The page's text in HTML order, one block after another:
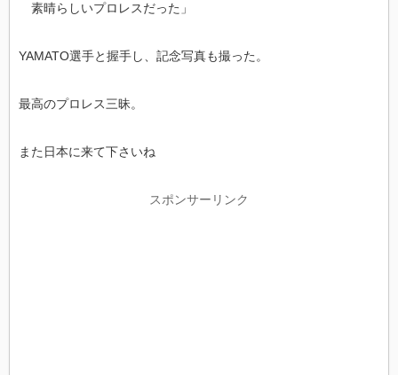
素晴らしいプロレスだった」
YAMATO選手と握手し、記念写真も撮った。
最高のプロレス三昧。
また日本に来て下さいね
スポンサーリンク